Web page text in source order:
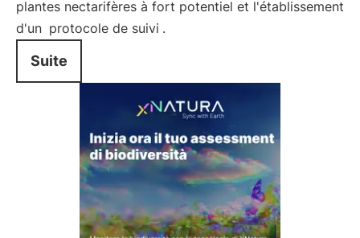
plantes nectarifères à fort potentiel et l'établissement
d'un protocole de suivi .
Suite